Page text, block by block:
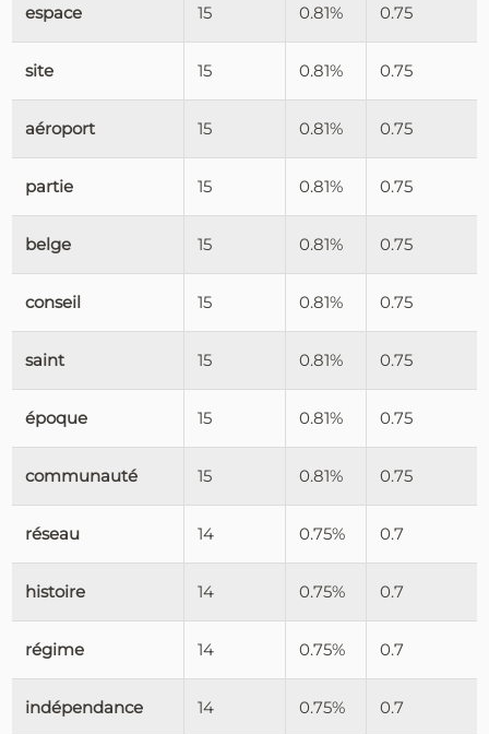
espace 15 0.81% 0.75
site 15 0.81% 0.75
aéroport 15 0.81% 0.75
partie 15 0.81% 0.75
belge 15 0.81% 0.75
conseil 15 0.81% 0.75
saint 15 0.81% 0.75
époque 15 0.81% 0.75
communauté 15 0.81% 0.75
réseau 14 0.75% 0.7
histoire 14 0.75% 0.7
régime 14 0.75% 0.7
indépendance 14 0.75% 0.7